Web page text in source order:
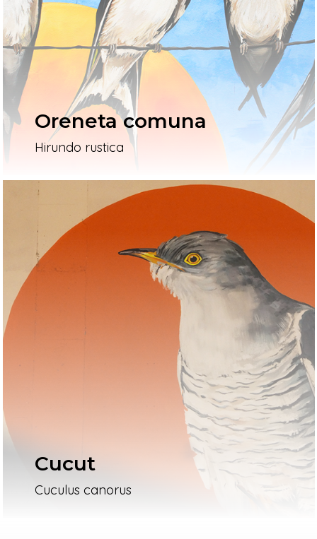
Oreneta comuna
Hirundo rustica
Cucut
Cuculus canorus
L’artista
El Procés
Ivars D’Urgell
Vallverd
Pg. Felip Rodés, 11, 25260